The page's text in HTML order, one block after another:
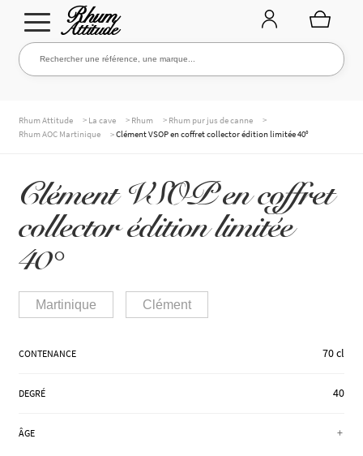
Aller
à
Aller
au
Rechercher une référence, une marque...
Rechercher
NOS RHUMS
MARQUES
Rhum Attitude > La cave > Rhum > Rhum pur jus de canne
>
Rhum AOC Martinique
>Clément VSOP en coffret collector édition limitée 40°
Clément VSOP en coffret
collector édition limitée
40°
Martinique Clément
CONTENANCE 70 cl
DEGRÉ 40
ÂGE +